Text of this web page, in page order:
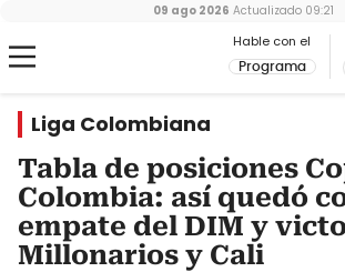
Hable con el
Programa
09 ago 2026 Actualizado 09:21
Liga Colombiana
Tabla de posiciones
Colombia: así quedó
empate del DIM y
Millonarios y Cali